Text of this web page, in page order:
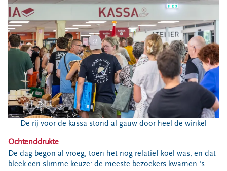
Reststoffen Energie Centrale
Projecten
Contact
Storing, klacht of vraag
Klantenservice SYP
VeeIgestelde vragen
Pers
Locaties
Werken bij
De rij voor de kassa stond al gauw door heel de winkel
Ochtenddrukte
De dag begon al vroeg, toen het nog relatief koel was, en dat
bleek een slimme keuze: de meeste bezoekers kwamen 's